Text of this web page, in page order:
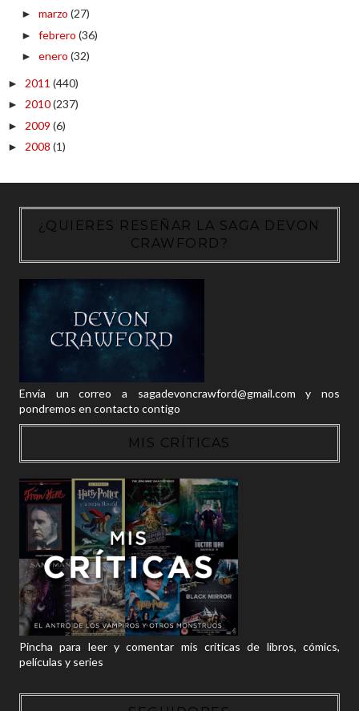
► marzo (27)
► febrero (36)
► enero (32)
► 2011 (440)
► 2010(237)
► 2009 (6)
► 2008 (1)
¿QUIERES RESEÑAR LA SAGA DEVON
CRAWFORD?
Envía un correo a sagadevoncrawford@gmail.com y nos
pondremos en contacto contigo
MIS CRÍTICAS
Pincha para leer y comentar mis críticas de libros, cómics,
películas y series